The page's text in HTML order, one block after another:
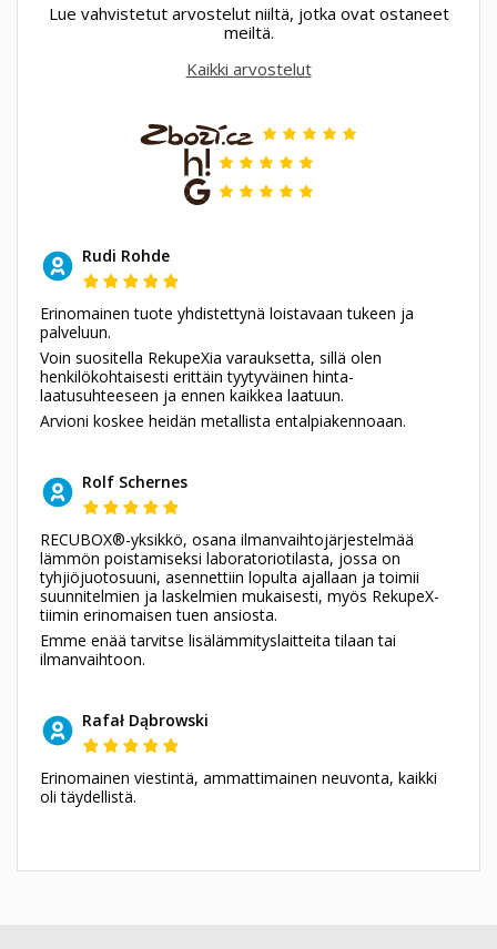
Lue vahvistetut arvostelut niiltä, jotka ovat ostaneet
meiltä.
Kaikki arvostelut
Rudi Rohde
Erinomainen tuote yhdistettynä loistavaan tukeen ja
palveluun.
Voin suositella RekupeXia varauksetta, sillä olen
henkilökohtaisesti erittäin tyytyväinen hinta-
laatusuhteeseen ja ennen kaikkea laatuun.
Arvioni koskee heidän metallista entalpiakennoaan.
Rolf Schernes
RECUBOX®-yksikkö, osana ilmanvaihtojärjestelmää
lämmön poistamiseksi laboratoriotilasta, jossa on
tyhjiöjuotosuuni, asennettiin lopulta ajallaan ja toimii
suunnitelmien ja laskelmien mukaisesti, myös RekupeX-
tiimin erinomaisen tuen ansiosta.
Emme enää tarvitse lisälämmityslaitteita tilaan tai
ilmanvaihtoon.
Rafał Dąbrowski
Erinomainen viestintä, ammattimainen neuvonta, kaikki
oli täydellistä.